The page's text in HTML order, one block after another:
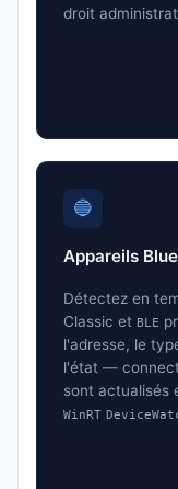
droit
🔵
Appareils
Détectez en
Classic et BLE
l'adresse, le
l'état —
sont actualisés
WinRT